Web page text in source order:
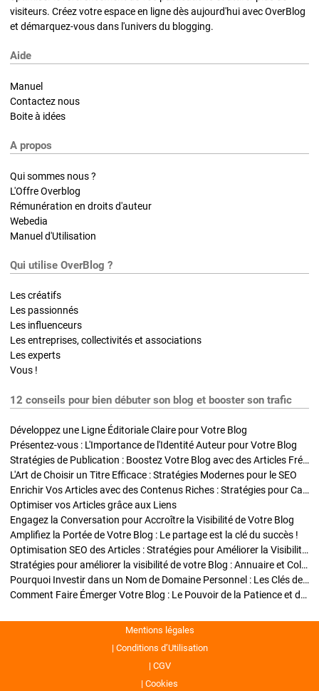
visiteurs. Créez votre espace en ligne dès aujourd'hui avec OverBlog
et démarquez-vous dans l'univers du blogging.
Aide
Manuel
Contactez nous
Boite à idées
A propos
Qui sommes nous ?
L'Offre Overblog
Rémunération en droits d'auteur
Webedia
Manuel d'Utilisation
Qui utilise OverBlog ?
Les créatifs
Les passionnés
Les influenceurs
Les entreprises, collectivités et associations
Les experts
Vous !
12 conseils pour bien débuter son blog et booster son trafic
Développez une Ligne Éditoriale Claire pour Votre Blog
Présentez-vous : L'Importance de l'Identité Auteur pour Votre Blog
Stratégies de Publication : Boostez Votre Blog avec des Articles Fréquents et Exclusifs
L'Art de Choisir un Titre Efficace : Stratégies Modernes pour le SEO
Enrichir Vos Articles avec des Contenus Riches : Stratégies pour Captiver et Optimiser
Optimiser vos Articles grâce aux Liens
Engagez la Conversation pour Accroître la Visibilité de Votre Blog
Amplifiez la Portée de Votre Blog : Le partage est la clé du succès !
Optimisation SEO des Articles : Stratégies pour Améliorer la Visibilité de Votre Blog
Stratégies pour améliorer la visibilité de votre Blog : Annuaire et Collaborations
Pourquoi Investir dans un Nom de Domaine Personnel : Les Clés de la Réussite de Votre Blog
Comment Faire Émerger Votre Blog : Le Pouvoir de la Patience et de la Persévérance
Mentions légales
Conditions d’Utilisation
CGV
Cookies